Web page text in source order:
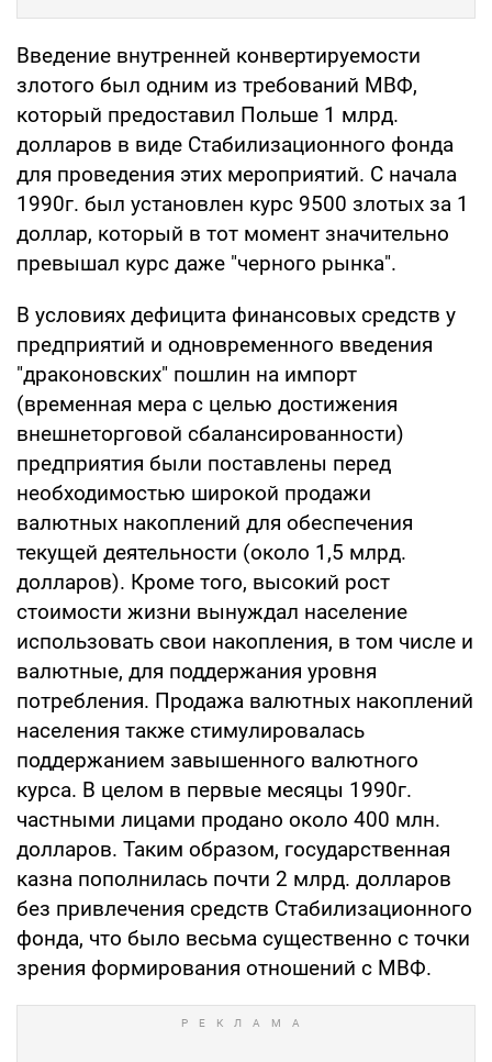
Введение внутренней конвертируемости
злотого был одним из требований МВФ,
который предоставил Польше 1 млрд.
долларов в виде Стабилизационного фонда
для проведения этих мероприятий. С начала
1990г. был установлен курс 9500 злотых за 1
доллар, который в тот момент значительно
превышал курс даже "черного рынка".
В условиях дефицита финансовых средств у
предприятий и одновременного введения
"драконовских" пошлин на импорт
(временная мера с целью достижения
внешнеторговой сбалансированности)
предприятия были поставлены перед
необходимостью широкой продажи
валютных накоплений для обеспечения
текущей деятельности (около 1,5 млрд.
долларов). Кроме того, высокий рост
стоимости жизни вынуждал население
использовать свои накопления, в том числе и
валютные, для поддержания уровня
потребления. Продажа валютных накоплений
населения также стимулировалась
поддержанием завышенного валютного
курса. В целом в первые месяцы 1990г.
частными лицами продано около 400 млн.
долларов. Таким образом, государственная
казна пополнилась почти 2 млрд. долларов
без привлечения средств Стабилизационного
фонда, что было весьма существенно с точки
зрения формирования отношений с МВФ.